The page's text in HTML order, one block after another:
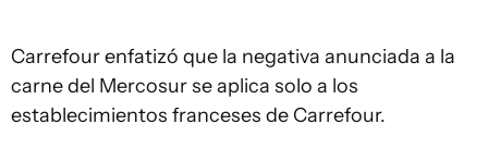
Carrefour enfatizó que la negativa anunciada a la
carne del Mercosur se aplica solo a los
establecimientos franceses de Carrefour.